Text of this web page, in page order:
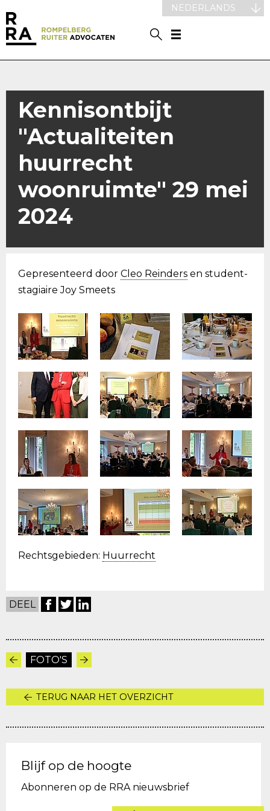
NEDERLANDS
Kennisontbijt
"Actualiteiten
huurrecht
woonruimte" 29 mei
2024
Gepresenteerd door Cleo Reinders en student-
stagiaire Joy Smeets
Rechtsgebieden: Huurrecht
DEEL
FOTO'S
TERUG NAAR HET OVERZICHT
Blijf op de hoogte
Abonneren op de RRA nieuwsbrief